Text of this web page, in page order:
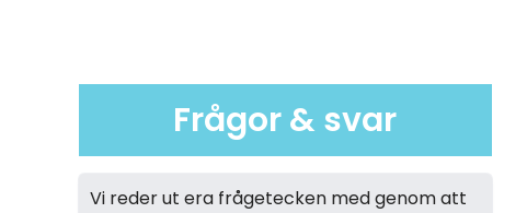
Frågor & svar
Vi reder ut era frågetecken med genom att